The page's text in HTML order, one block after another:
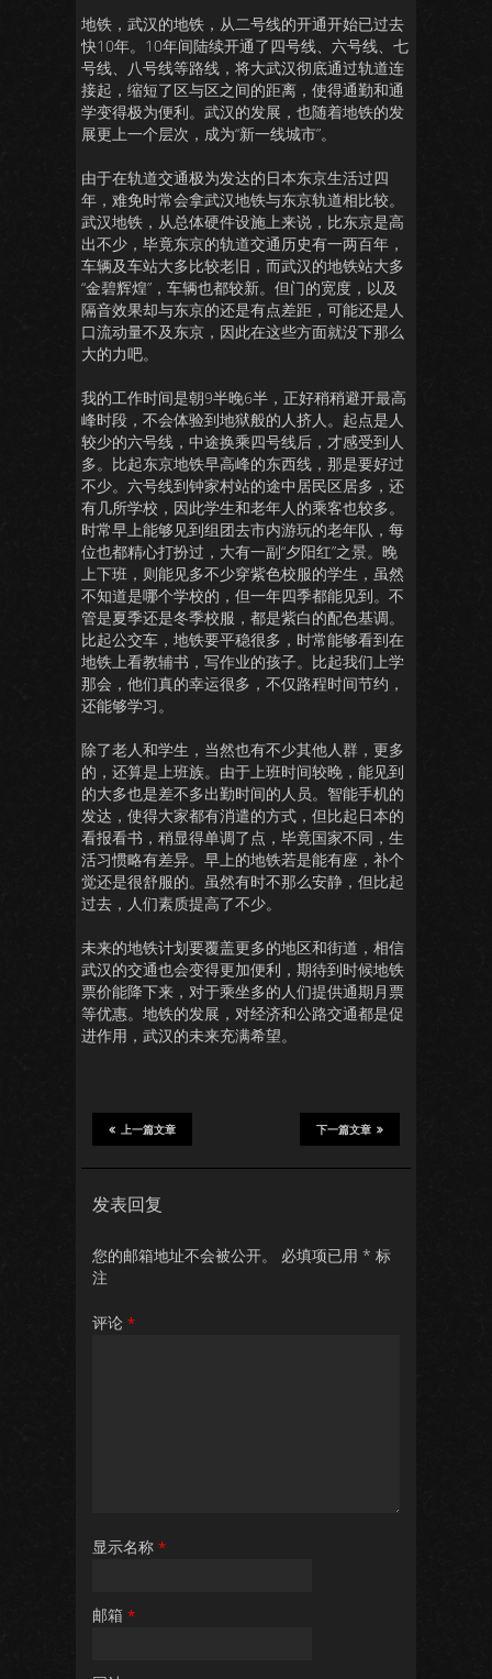
地铁，武汉的地铁，从二号线的开通开始已过去
快10年。10年间陆续开通了四号线、六号线、七
号线、八号线等路线，将大武汉彻底通过轨道连
接起，缩短了区与区之间的距离，使得通勤和通
学变得极为便利。武汉的发展，也随着地铁的发
展更上一个层次，成为“新一线城市”。
由于在轨道交通极为发达的日本东京生活过四
年，难免时常会拿武汉地铁与东京轨道相比较。
武汉地铁，从总体硬件设施上来说，比东京是高
出不少，毕竟东京的轨道交通历史有一两百年，
车辆及车站大多比较老旧，而武汉的地铁站大多
“金碧辉煌”，车辆也都较新。但门的宽度，以及
隔音效果却与东京的还是有点差距，可能还是人
口流动量不及东京，因此在这些方面就没下那么
大的力吧。
我的工作时间是朝9半晚6半，正好稍稍避开最高
峰时段，不会体验到地狱般的人挤人。起点是人
较少的六号线，中途换乘四号线后，才感受到人
多。比起东京地铁早高峰的东西线，那是要好过
不少。六号线到钟家村站的途中居民区居多，还
有几所学校，因此学生和老年人的乘客也较多。
时常早上能够见到组团去市内游玩的老年队，每
位也都精心打扮过，大有一副“夕阳红”之景。晚
上下班，则能见多不少穿紫色校服的学生，虽然
不知道是哪个学校的，但一年四季都能见到。不
管是夏季还是冬季校服，都是紫白的配色基调。
比起公交车，地铁要平稳很多，时常能够看到在
地铁上看教辅书，写作业的孩子。比起我们上学
那会，他们真的幸运很多，不仅路程时间节约，
还能够学习。
除了老人和学生，当然也有不少其他人群，更多
的，还算是上班族。由于上班时间较晚，能见到
的大多也是差不多出勤时间的人员。智能手机的
发达，使得大家都有消遣的方式，但比起日本的
看报看书，稍显得单调了点，毕竟国家不同，生
活习惯略有差异。早上的地铁若是能有座，补个
觉还是很舒服的。虽然有时不那么安静，但比起
过去，人们素质提高了不少。
未来的地铁计划要覆盖更多的地区和街道，相信
武汉的交通也会变得更加便利，期待到时候地铁
票价能降下来，对于乘坐多的人们提供通期月票
等优惠。地铁的发展，对经济和公路交通都是促
进作用，武汉的未来充满希望。
下一篇文章
上一篇文章
发表回复
您的邮箱地址不会被公开。 必填项已用 * 标
注
评论 *
显示名称 *
邮箱 *